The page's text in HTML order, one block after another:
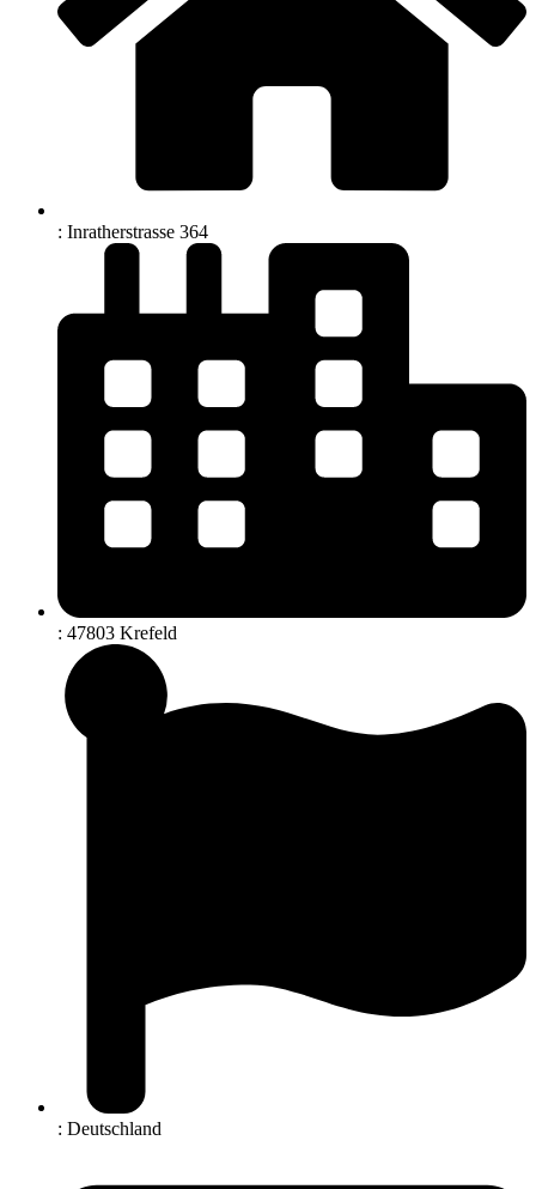
: Inratherstrasse 364
: 47803 Krefeld
: Deutschland